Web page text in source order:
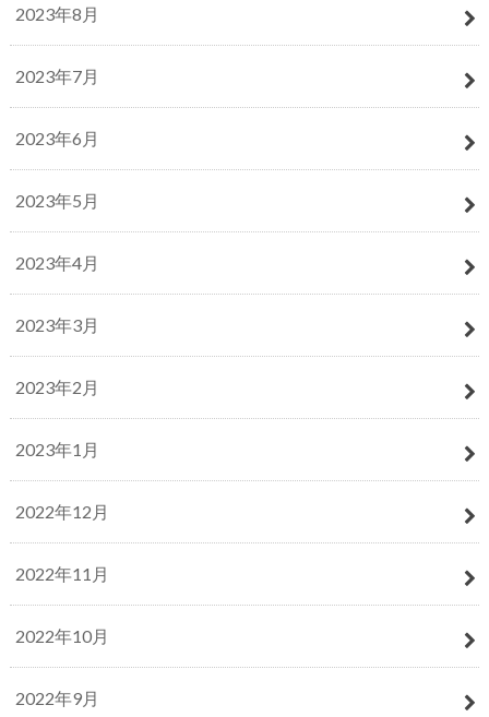
2023年8月
2023年7月
2023年6月
2023年5月
2023年4月
2023年3月
2023年2月
2023年1月
2022年12月
2022年11月
2022年10月
2022年9月